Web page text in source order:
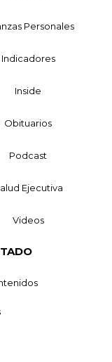
Personales
Indicadores
Inside
Obituarios
Podcast
Ejecutiva
Videos